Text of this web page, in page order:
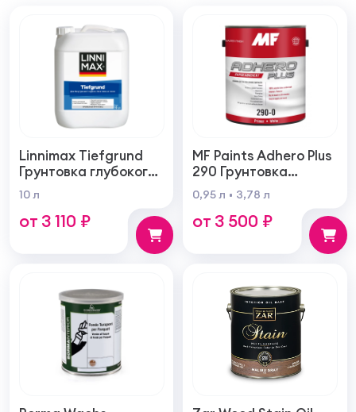
Linnimax Tiefgrund
Грунтовка глубокого
проникновения для
внутренних и
наружных работ
10 л
от 3 110 ₽
MF Paints Adhero Plus
290 Грунтовка
высшего качества из
100% акрилового
латекса для
0,95 л 3,78 л
от 3 500 ₽